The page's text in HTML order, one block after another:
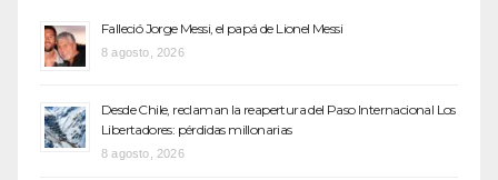
Falleció Jorge Messi, el papá de Lionel Messi
8 agosto, 2026
Desde Chile, reclaman la reapertura del Paso Internacional Los
Libertadores: pérdidas millonarias
8 agosto, 2026